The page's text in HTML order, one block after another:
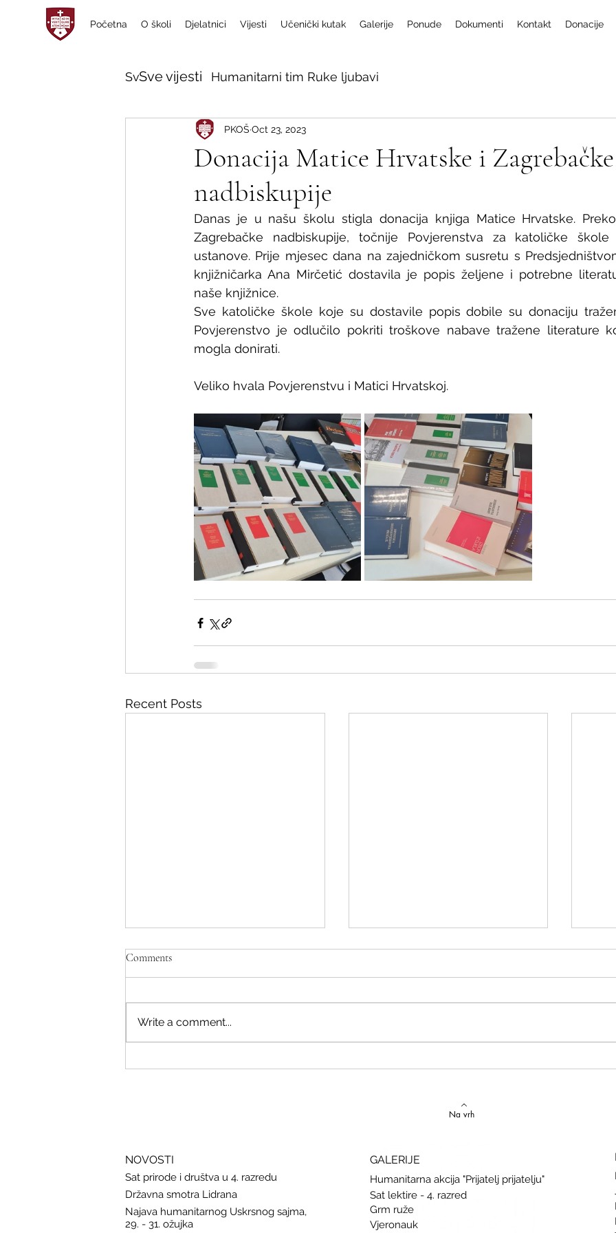
Početna O školi Djelatnici Vijesti Učenički kutak Galerije Ponude Dokumenti Kontakt Donacije
Sve vijesti Humanitarni tim Ruke ljubavi
Donacija Matice Hrvatske i Zagrebačke
nadbiskupije
PKOŠ Oct 23, 2023
Danas je u našu školu stigla donacija knjiga Matice Hrvatske.
Zagrebačke nadbiskupije, točnije Povjerenstva za katoličke
ustanove. Prije mjesec dana na zajedničkom susretu s
knjižničarka Ana Mirčetić dostavila je popis željene i potrebne
naše knjižnice.
Sve katoličke škole koje su dostavile popis dobile su donaciju
Povjerenstvo je odlučilo pokriti troškove nabave tražene literature
mogla donirati.
Veliko hvala Povjerenstvu i Matici Hrvatskoj.
Recent Posts
Comments
Write a comment...
Sve vijesti
Na vrh
NOVOSTI
Sat prirode i društva u 4. razredu
Državna smotra Lidrana
Najava humanitarnog Uskrsnog sajma,
29. - 31. ožujka
GALERIJE
Humanitarna akcija "Prijatelj prijatelju"
Sat lektire - 4. razred
Grm ruže
Vjeronauk